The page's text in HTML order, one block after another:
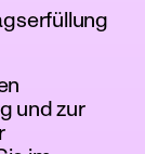
und zur